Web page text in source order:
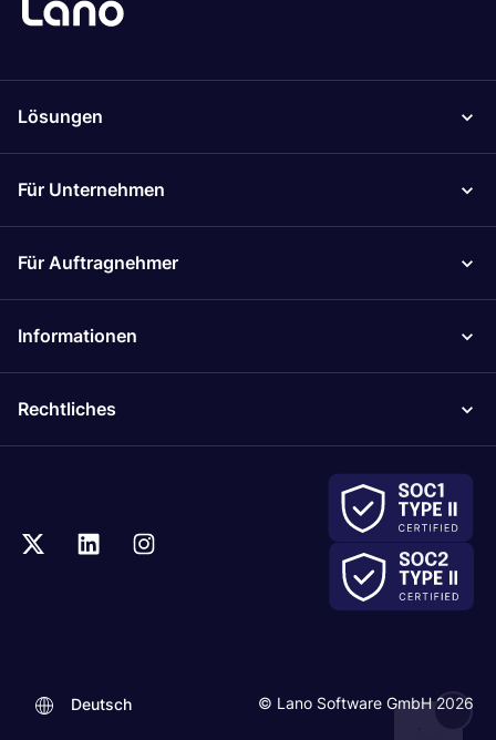
Lösungen
Für Unternehmen
Für Auftragnehmer
Informationen
Rechtliches
© Lano Software GmbH 2026
Deutsch